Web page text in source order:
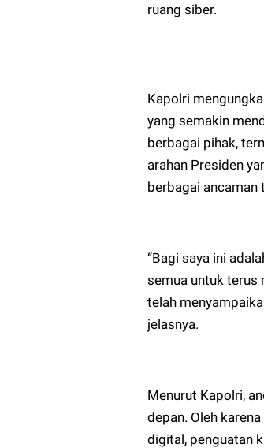
ruang siber.
Kapolri
yang semakin
berbagai pihak,
arahan Presiden
berbagai ancaman
“Bagi saya ini
semua untuk terus
telah
jelasnya.
Menurut Kapolri,
depan. Oleh
digital, penguatan